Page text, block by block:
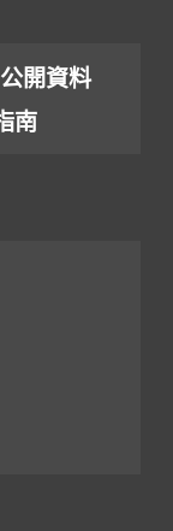
公開資料
南